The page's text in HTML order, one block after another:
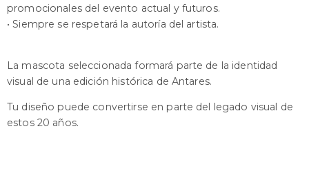
promocionales del evento actual y futuros.
• Siempre se respetará la autoría del artista.
La mascota seleccionada formará parte de la identidad
visual de una edición histórica de Antares.
Tu diseño puede convertirse en parte del legado visual de
estos 20 años.